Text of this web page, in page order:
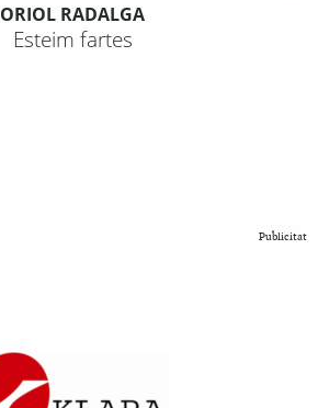
ORIOL RADALGA
Esteim fartes
Publicitat